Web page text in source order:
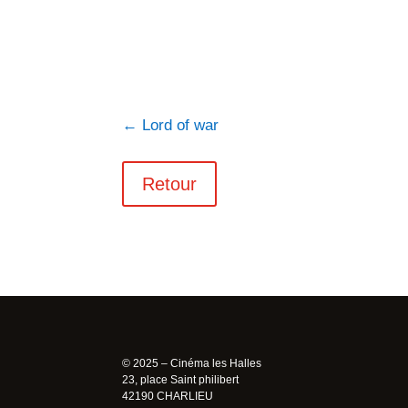
← Lord of war
Retour
© 2025 – Cinéma les Halles
23, place Saint philibert
42190 CHARLIEU